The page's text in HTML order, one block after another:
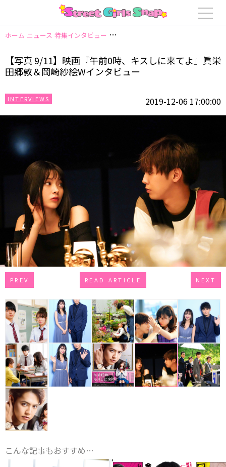
ホーム ニュース 特集インタビュー 【写真 9/11】映画『午前0時、キスし
【写真 9/11】映画『午前0時、キスしに来てよ』眞栄
田郷敦＆岡崎紗絵Wインタビュー
INTERVIEWS 2019-12-06 17:00:00
PREV READ ARTICLE NEXT
こんな記事もおすすめ…